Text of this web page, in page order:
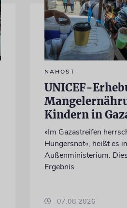
NAHOST
UNICEF-
Kindern in
»Im Gazastreifen
Hungersnot«, heißt es
Außenministerium.
Ergebnis
07.08.2026